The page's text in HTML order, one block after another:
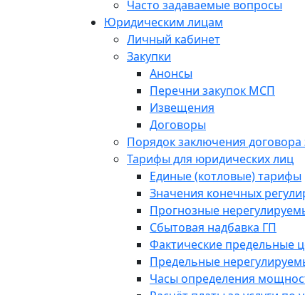
Часто задаваемые вопросы
Юридическим лицам
Личный кабинет
Закупки
Анонсы
Перечни закупок МСП
Извещения
Договоры
Порядок заключения
Тарифы для юридических лиц
Единые (котловые) тарифы
Значения конечных
Прогнозные
Сбытовая надбавка ГП
Фактические предельные
Предельные
Часы определения